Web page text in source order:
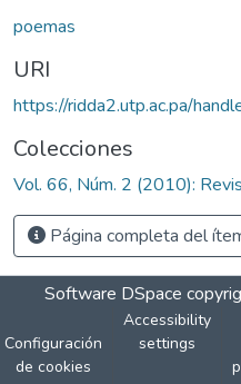
poemas
URI
https://ridda2.utp.ac.pa/
Colecciones
Vol. 66, Núm. 2 (2010):
Página completa del
Software DSpace
Configuración
de cookies
Accessibility
settings